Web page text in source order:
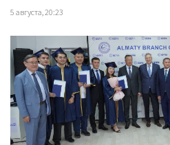
5 августа, 20:23